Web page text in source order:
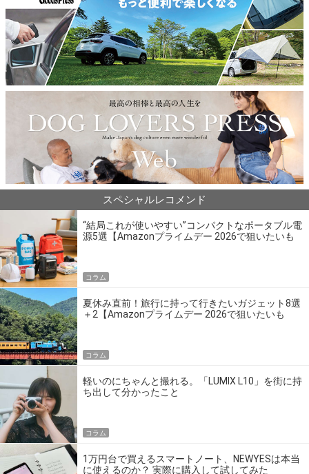
スペシャルレコメンド
“結局これが使いやすい”コンパクトなポータブル電
源5選【Amazonプライムデー 2026で狙いたいも
コラム
夏休み直前！旅行に持って行きたいガジェット8選
＋2【Amazonプライムデー 2026で狙いたいも
コラム
軽いのにちゃんと撮れる。「LUMIX L10」を街に持
ち出して分かったこと
コラム
1万円台で買えるスマートノート、NEWYESは本当
に使えるのか？ 実際に購入して試してみた